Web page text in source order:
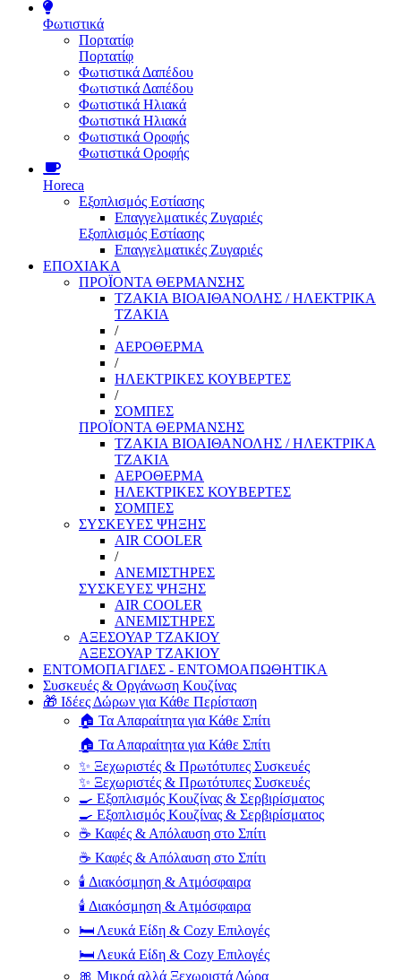
Φωτιστικά
Πορτατίφ
Πορτατίφ
Φωτιστικά Δαπέδου
Φωτιστικά Δαπέδου
Φωτιστικά Ηλιακά
Φωτιστικά Ηλιακά
Φωτιστικά Οροφής
Φωτιστικά Οροφής
Horeca
Εξοπλισμός Εστίασης
Επαγγελματικές Ζυγαριές
Εξοπλισμός Εστίασης
Επαγγελματικές Ζυγαριές
ΕΠΟΧΙΑΚΑ
ΠΡΟΪΟΝΤΑ ΘΕΡΜΑΝΣΗΣ
ΤΖΑΚΙΑ ΒΙΟΑΙΘΑΝΟΛΗΣ / ΗΛΕΚΤΡΙΚΑ
ΤΖΑΚΙΑ
/
ΑΕΡΟΘΕΡΜΑ
/
ΗΛΕΚΤΡΙΚΕΣ ΚΟΥΒΕΡΤΕΣ
/
ΣΟΜΠΕΣ
ΠΡΟΪΟΝΤΑ ΘΕΡΜΑΝΣΗΣ
ΤΖΑΚΙΑ ΒΙΟΑΙΘΑΝΟΛΗΣ / ΗΛΕΚΤΡΙΚΑ
ΤΖΑΚΙΑ
ΑΕΡΟΘΕΡΜΑ
ΗΛΕΚΤΡΙΚΕΣ ΚΟΥΒΕΡΤΕΣ
ΣΟΜΠΕΣ
ΣΥΣΚΕΥΕΣ ΨΗΞΗΣ
AIR COOLER
/
ΑΝΕΜΙΣΤΗΡΕΣ
ΣΥΣΚΕΥΕΣ ΨΗΞΗΣ
AIR COOLER
ΑΝΕΜΙΣΤΗΡΕΣ
ΑΞΕΣΟΥΑΡ ΤΖΑΚΙΟΥ
ΑΞΕΣΟΥΑΡ ΤΖΑΚΙΟΥ
ΕΝΤΟΜΟΠΑΓΙΔΕΣ - ΕΝΤΟΜΟΑΠΩΘΗΤΙΚΑ
Συσκευές & Οργάνωση Κουζίνας
🎁 Ιδέες Δώρων για Κάθε Περίσταση
🏠 Τα Απαραίτητα για Κάθε Σπίτι
🏠 Τα Απαραίτητα για Κάθε Σπίτι
✨ Ξεχωριστές & Πρωτότυπες Συσκευές
✨ Ξεχωριστές & Πρωτότυπες Συσκευές
🍳 Εξοπλισμός Κουζίνας & Σερβιρίσματος
🍳 Εξοπλισμός Κουζίνας & Σερβιρίσματος
☕ Καφές & Απόλαυση στο Σπίτι
☕ Καφές & Απόλαυση στο Σπίτι
🕯️ Διακόσμηση & Ατμόσφαιρα
🕯️ Διακόσμηση & Ατμόσφαιρα
🛏️ Λευκά Είδη & Cozy Επιλογές
🛏️ Λευκά Είδη & Cozy Επιλογές
🎀 Μικρά αλλά Ξεχωριστά Δώρα